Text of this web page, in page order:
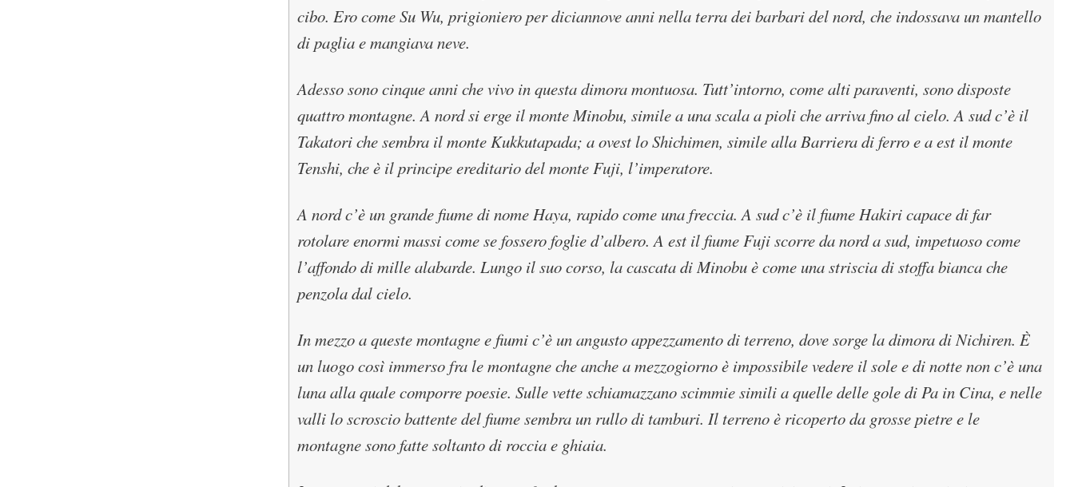
cibo. Ero come Su Wu, prigioniero per diciannove anni nella terra dei barbari del nord, che indossava un mantello
di paglia e mangiava neve.
Adesso sono cinque anni che vivo in questa dimora montuosa. Tutt’intorno, come alti paraventi, sono disposte
quattro montagne. A nord si erge il monte Minobu, simile a una scala a pioli che arriva fino al cielo. A sud c’è il
Takatori che sembra il monte Kukkutapada; a ovest lo Shichimen, simile alla Barriera di ferro e a est il monte
Tenshi, che è il principe ereditario del monte Fuji, l’imperatore.
A nord c’è un grande fiume di nome Haya, rapido come una freccia. A sud c’è il fiume Hakiri capace di far
rotolare enormi massi come se fossero foglie d’albero. A est il fiume Fuji scorre da nord a sud, impetuoso come
l’affondo di mille alabarde. Lungo il suo corso, la cascata di Minobu è come una striscia di stoffa bianca che
penzola dal cielo.
In mezzo a queste montagne e fiumi c’è un angusto appezzamento di terreno, dove sorge la dimora di Nichiren. È
un luogo così immerso fra le montagne che anche a mezzogiorno è impossibile vedere il sole e di notte non c’è una
luna alla quale comporre poesie. Sulle vette schiamazzano scimmie simili a quelle delle gole di Pa in Cina, e nelle
valli lo scroscio battente del fiume sembra un rullo di tamburi. Il terreno è ricoperto da grosse pietre e le
montagne sono fatte soltanto di roccia e ghiaia.